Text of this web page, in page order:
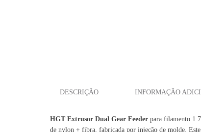
DESCRIÇÃO INFORMAÇÃO
HGT Extrusor Dual Gear Feeder para filamento
de nylon + fibra, fabricada por injeção de molde.